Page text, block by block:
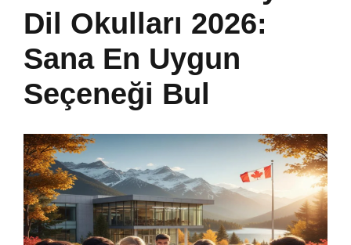
Dil Okulları 2026:
Sana En Uygun
Seçeneği Bul